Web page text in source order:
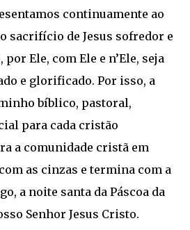
continuamente ao
sacrifício de Jesus sofredor e
Ele, com Ele e n’Ele, seja
e glorificado. Por isso, a
bíblico, pastoral,
para cada cristão
a comunidade cristã em
as cinzas e termina com a
a noite santa da Páscoa da
Senhor Jesus Cristo.